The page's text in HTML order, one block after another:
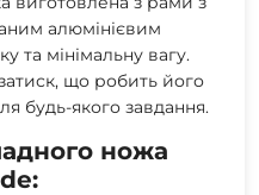
алюмінієвим
та мінімальну вагу.
що робить його
будь-якого завдання.
ножа